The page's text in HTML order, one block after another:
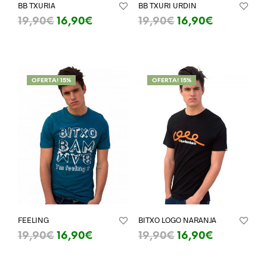
BB TXURIA
19,90€ 16,90€
BB TXURI URDIN
19,90€ 16,90€
OFERTA! 15%
FEELING
19,90€ 16,90€
OFERTA! 15%
BITXO LOGO NARANJA
19,90€ 16,90€